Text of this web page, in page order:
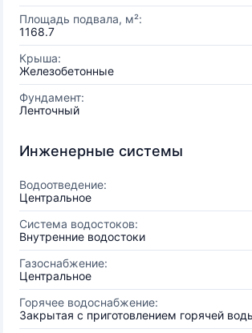
Площадь подвала, м²:
1168.7
Крыша:
Железобетонные
Фундамент:
Ленточный
Инженерные системы
Водоотведение:
Центральное
Система водостоков:
Внутренние водостоки
Газоснабжение:
Центральное
Горячее водоснабжение:
Закрытая с приготовлением горячей